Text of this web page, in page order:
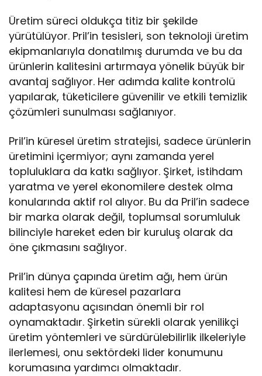
Üretim süreci oldukça titiz bir şekilde
yürütülüyor. Pril’in tesisleri, son teknoloji üretim
ekipmanlarıyla donatılmış durumda ve bu da
ürünlerin kalitesini artırmaya yönelik büyük bir
avantaj sağlıyor. Her adımda kalite kontrolü
yapılarak, tüketicilere güvenilir ve etkili temizlik
çözümleri sunulması sağlanıyor.
Pril’in küresel üretim stratejisi, sadece ürünlerin
üretimini içermiyor; aynı zamanda yerel
topluluklara da katkı sağlıyor. Şirket, istihdam
yaratma ve yerel ekonomilere destek olma
konularında aktif rol alıyor. Bu da Pril’in sadece
bir marka olarak değil, toplumsal sorumluluk
bilinciyle hareket eden bir kuruluş olarak da
öne çıkmasını sağlıyor.
Pril’in dünya çapında üretim ağı, hem ürün
kalitesi hem de küresel pazarlara
adaptasyonu açısından önemli bir rol
oynamaktadır. Şirketin sürekli olarak yenilikçi
üretim yöntemleri ve sürdürülebilirlik ilkeleriyle
ilerlemesi, onu sektördeki lider konumunu
korumasına yardımcı olmaktadır.